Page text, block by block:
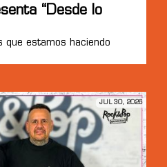
“Desde lo
que estamos haciendo
JUL 30, 2026